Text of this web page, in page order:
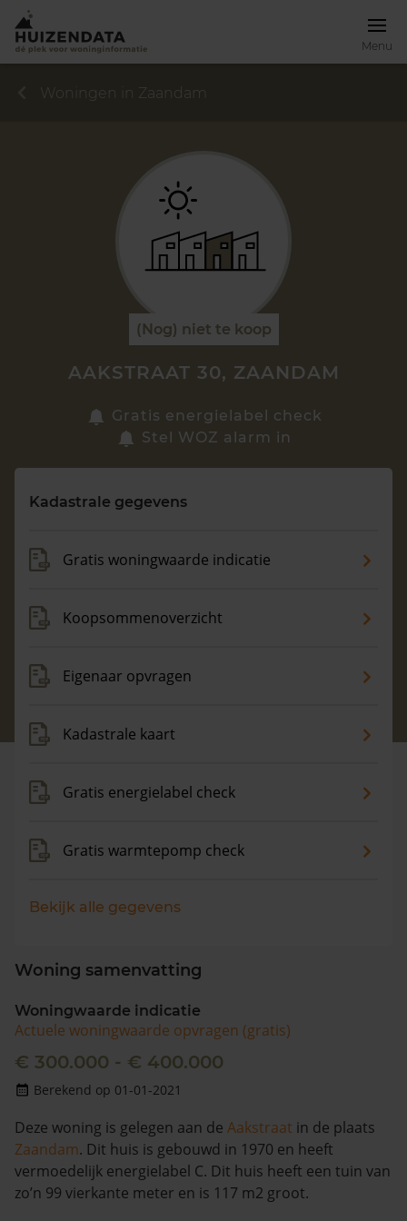
Menu
Zoek een woning
Maandag t/m vrijdag - 08:00 -18:00
Woningen in Zaandam
(Nog) niet te koop
AAKSTRAAT 30, ZAANDAM
Gratis energielabel check
Stel WOZ alarm in
Kadastrale gegevens
Gratis woningwaarde indicatie
Koopsommenoverzicht
Eigenaar opvragen
Kadastrale kaart
Gratis energielabel check
Gratis warmtepomp check
Bekijk alle gegevens
Woning samenvatting
Woningwaarde indicatie
Actuele woningwaarde opvragen (gratis)
€ 300.000 - € 400.000
Berekend op 01-01-2021
Deze woning is gelegen aan de Aakstraat in de plaats
Zaandam. Dit huis is gebouwd in 1970 en heeft
vermoedelijk energielabel C. Dit huis heeft een tuin van
zo’n 99 vierkante meter en is 117 m2 groot.